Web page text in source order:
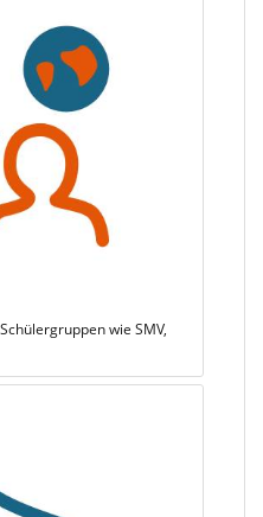
wie SMV,